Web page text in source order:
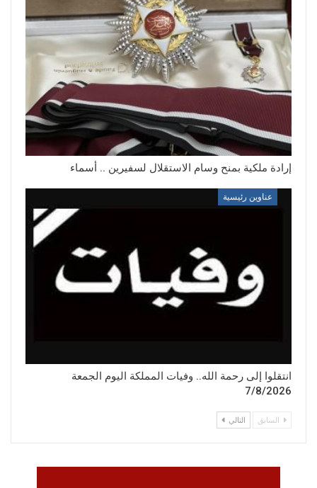
إرادة ملكية بمنح وسام الاستقلال لسفيرين .. أسماء
عناوين رئيسية
انتقلوا إلى رحمة الله.. وفيات المملكة اليوم الجمعة
7/8/2026
السابق التالي